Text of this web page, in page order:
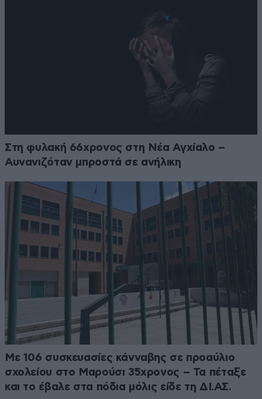
Στη φυλακή 66χρονος στη Νέα Αγχίαλο –
Αυνανιζόταν μπροστά σε ανήλικη
Με 106 συσκευασίες κάνναβης σε προαύλιο
σχολείου στο Μαρούσι 35χρονος – Τα πέταξε
και το έβαλε στα πόδια μόλις είδε τη ΔΙ.ΑΣ.